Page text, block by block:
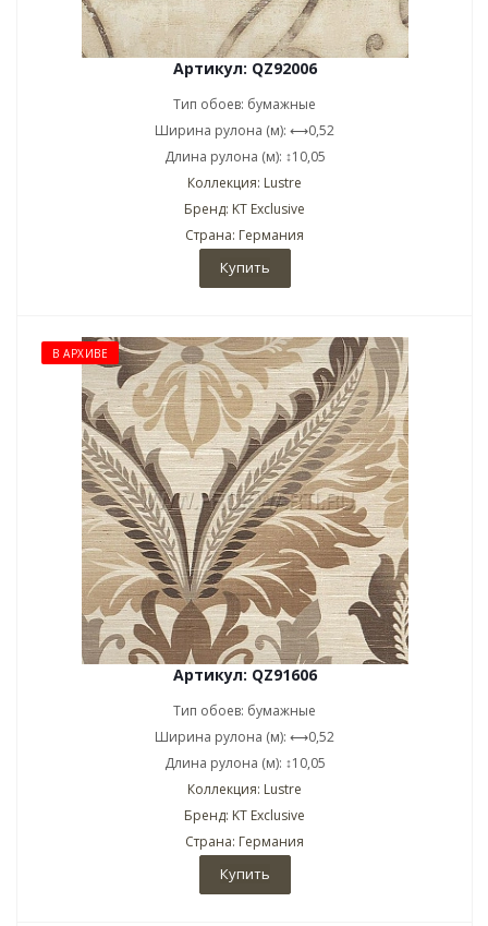
Артикул: QZ92006
Тип обоев: бумажные
Ширина рулона (м): ⟷0,52
Длина рулона (м): ↕10,05
Коллекция: Lustre
Бренд: KT Exclusive
Страна: Германия
Купить
В АРХИВЕ
Артикул: QZ91606
Тип обоев: бумажные
Ширина рулона (м): ⟷0,52
Длина рулона (м): ↕10,05
Коллекция: Lustre
Бренд: KT Exclusive
Страна: Германия
Купить